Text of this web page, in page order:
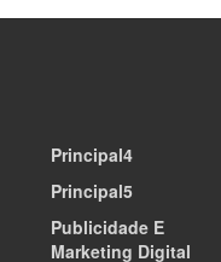
Principal4
Principal5
Publicidade E
Marketing Digital